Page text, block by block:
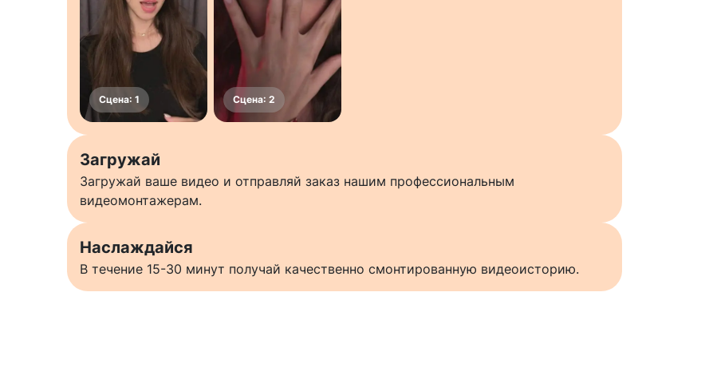
Загружай
Загружай ваше видео и отправляй заказ нашим профессиональным
видеомонтажерам.
Наслаждайся
В течение 15-30 минут получай качественно смонтированную видеоисторию.